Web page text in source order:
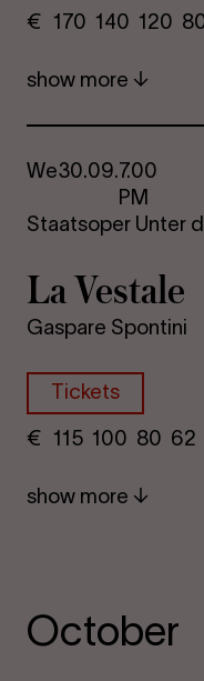
€
170 140 120​
show more
We30.09.7.00
PM
Staatsoper Unter
La Vestale
Gaspare Spontini
Tickets
€
115 100 80​ 62
show more
October